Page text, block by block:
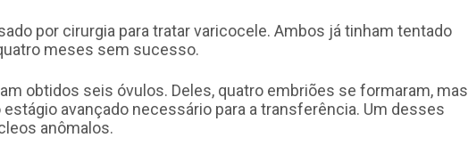
por cirurgia para tratar varicocele. Ambos já tinham tentado
meses sem sucesso.
obtidos seis óvulos. Deles, quatro embriões se formaram, mas
avançado necessário para a transferência. Um desses
anômalos.